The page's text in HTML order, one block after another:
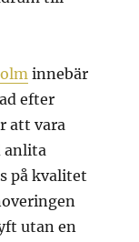
innebär
efter
att vara
anlita
på kvalitet
utan en